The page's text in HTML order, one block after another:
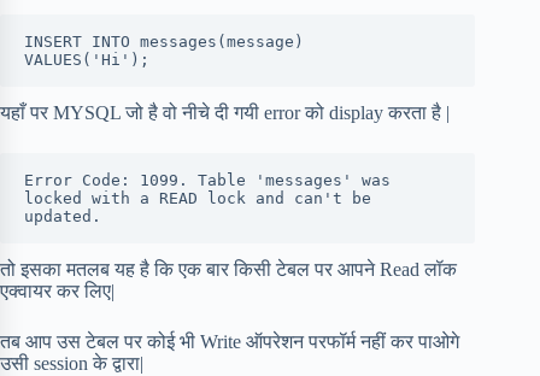
INSERT INTO messages(message)
VALUES('Hi');
यहाँ पर MYSQL जो है वो नीचे दी गयी error को display करता है |
Error Code: 1099. Table 'messages' was
locked with a READ lock and can't be
updated.
तो इसका मतलब यह है कि एक बार किसी टेबल पर आपने Read लॉक
एक्वायर कर लिए|
तब आप उस टेबल पर कोई भी Write ऑपरेशन परफॉर्म नहीं कर पाओगे
उसी session के द्वारा|